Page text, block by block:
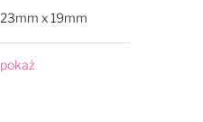
23mm x 19mm
pokaż